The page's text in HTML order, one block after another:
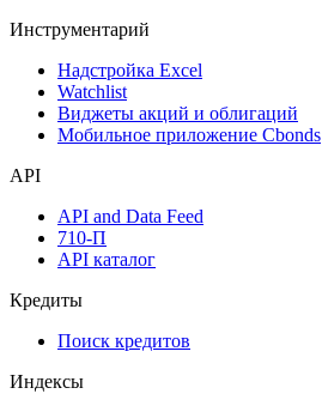
Инструментарий
Надстройка Excel
Watchlist
Виджеты акций и облигаций
Мобильное приложение Cbonds
API
API and Data Feed
710-П
API каталог
Кредиты
Поиск кредитов
Индексы